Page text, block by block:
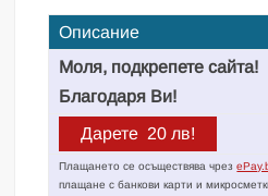
Описание
Моля, подкрепете сайта!
Благодаря Ви!
Плащането се осъществява чрез
плащане с банкови карти и